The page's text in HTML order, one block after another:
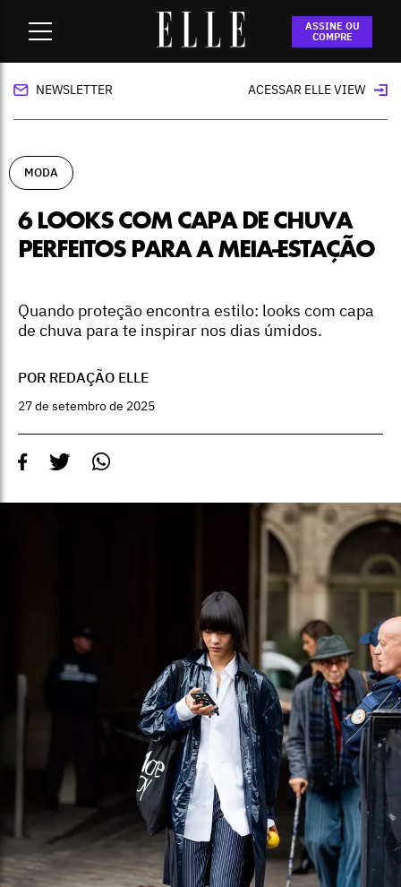
ASSINE OU
COMPRE
6 looks com capa de chuva perfeitos para a
meia-estação
NEWSLETTER ACESSAR ELLE VIEW
MODA
6 LOOKS COM CAPA DE CHUVA
PERFEITOS PARA A MEIA-ESTAÇÃO
Quando proteção encontra estilo: looks com capa
de chuva para te inspirar nos dias úmidos.
POR REDAÇÃO ELLE
27 de setembro de 2025